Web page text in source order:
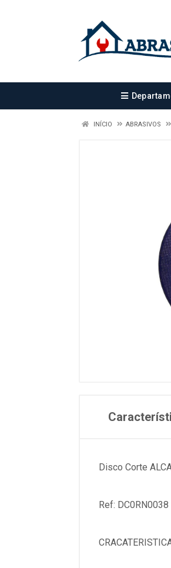
INÍCIO ABRASIVOS
Disco Corte
Ref: DC0RN0038